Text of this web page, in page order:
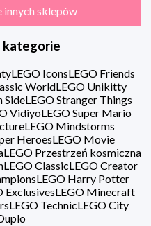
innych sklepów
kategorie
LEGO IconsLEGO Friends
WorldLEGO Unikitty
SideLEGO Stranger Things
VidiyoLEGO Super Mario
LEGO Mindstorms
HeroesLEGO Movie
LEGO Przestrzeń kosmiczna
LEGO ClassicLEGO Creator
LEGO Harry Potter
ExclusivesLEGO Minecraft
LEGO TechnicLEGO City